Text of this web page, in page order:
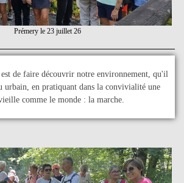
Prémery le 23 juillet 26
de faire découvrir notre environnement, qu'il
urbain, en pratiquant dans la convivialité une
comme le monde : la marche.